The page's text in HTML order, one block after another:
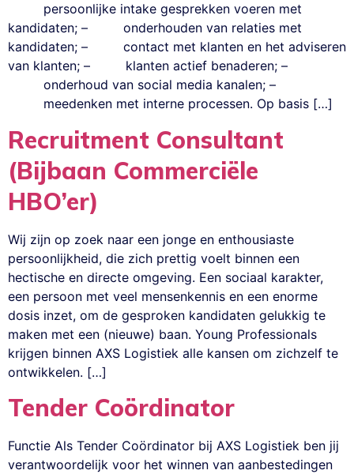
persoonlijke intake gesprekken voeren met
kandidaten; – onderhouden van relaties met
kandidaten; – contact met klanten en het adviseren
van klanten; – klanten actief benaderen; –
onderhoud van social media kanalen; –
meedenken met interne processen. Op basis […]
Recruitment Consultant
(Bijbaan Commerciële
HBO’er)
Wij zijn op zoek naar een jonge en enthousiaste
persoonlijkheid, die zich prettig voelt binnen een
hectische en directe omgeving. Een sociaal karakter,
een persoon met veel mensenkennis en een enorme
dosis inzet, om de gesproken kandidaten gelukkig te
maken met een (nieuwe) baan. Young Professionals
krijgen binnen AXS Logistiek alle kansen om zichzelf te
ontwikkelen. […]
Tender Coördinator
Functie Als Tender Coördinator bij AXS Logistiek ben jij
verantwoordelijk voor het winnen van aanbestedingen